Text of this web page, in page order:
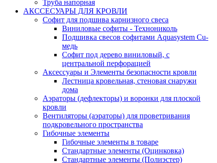
Труба напорная
АКССЕСУАРЫ ДЛЯ КРОВЛИ
Софит для подшива карнизного свеса
Виниловые софиты - Технониколь
Подшивка свесов софитами Aquasystem Cu-
медь
Софит под дерево виниловый, с
центральной перфорацией
Аксессуары и Элементы безопасности кровли
Лестница кровельная, стеновая снаружи
дома
Аэраторы (дефлекторы) и воронки для плоской
кровли
Вентиляторы (аэраторы) для проветривания
подкровельного пространства
Гибочные элементы
Гибочные элементы в товаре
Стандартные элементы (Оцинковка)
Стандартные элементы (Полиэстер)